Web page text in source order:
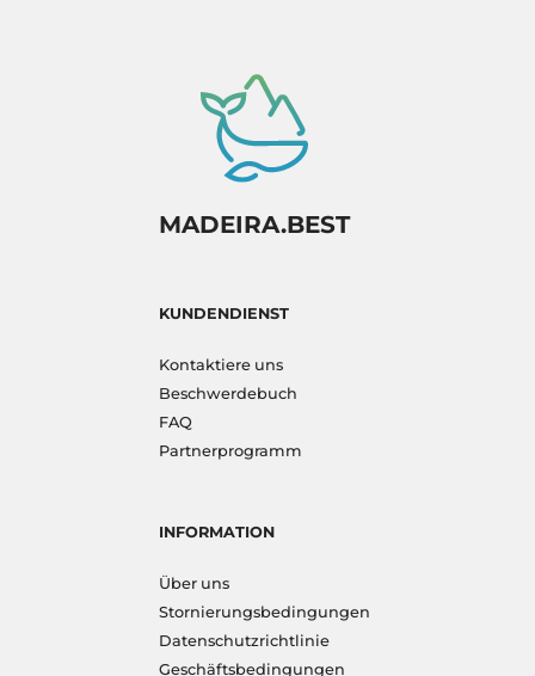
MADEIRA.BEST
KUNDENDIENST
Kontaktiere uns
Beschwerdebuch
FAQ
Partnerprogramm
INFORMATION
Über uns
Stornierungsbedingungen
Datenschutzrichtlinie
Geschäftsbedingungen